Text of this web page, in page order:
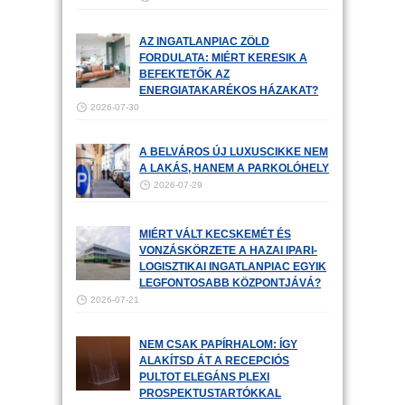
AZ INGATLANPIAC ZÖLD
FORDULATA: MIÉRT KERESIK A
BEFEKTETŐK AZ
ENERGIATAKARÉKOS HÁZAKAT?
2026-07-30
A BELVÁROS ÚJ LUXUSCIKKE NEM
A LAKÁS, HANEM A PARKOLÓHELY
2026-07-29
MIÉRT VÁLT KECSKEMÉT ÉS
VONZÁSKÖRZETE A HAZAI IPARI-
LOGISZTIKAI INGATLANPIAC EGYIK
LEGFONTOSABB KÖZPONTJÁVÁ?
2026-07-21
NEM CSAK PAPÍRHALOM: ÍGY
ALAKÍTSD ÁT A RECEPCIÓS
PULTOT ELEGÁNS PLEXI
PROSPEKTUSTARTÓKKAL